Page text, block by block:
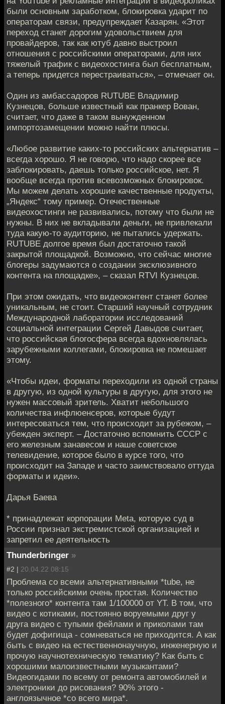
были основным заработком, блокировка ударит по
операторам связи, предупреждает Казарян. «Этот
переход станет дорогим удовольствием для
провайдеров, так как ютуб давно выстроил
отношения с российскими операторами, для них
тяжелый трафик с видеохостинга был бесплатным,
а теперь придется перестраиваться», – отмечает он.
Один из амбассадоров RUTUBE Владимир
Кузнецов, больше известный как пранкер Вован,
считает, что даже в таком вынужденном
импортозамещении можно найти плюсы.
«Любое развитие каких-то российских альтернатив –
всегда хорошо. Я не говорю, что надо скорее все
заблокировать, даешь только российское, нет. Я
вообще всегда против всевозможных блокировок.
Мы можем делать хорошие качественные продукты,
„Яндекс“ тому пример. Отечественные
видеохостинги не развивались, потому что были не
нужны. В них не вкладывали деньги, не привлекали
туда какую-то аудиторию, не пытались удержать.
RUTUBE долгое время был достаточно такой
закрытой площадкой. Возможно, что сейчас многие
блогеры задумаются о создании эксклюзивного
контента на площадке», – сказал RTVI Кузнецов.
При этом ожидать, что видеоконтент станет более
уникальным, не стоит. Старший научный сотрудник
Международной лаборатории исследований
социальной интеграции Сергей Давыдов считает,
что российская блогосфера всегда вдохновлялась
зарубежными коллегами, блокировка не помешает
этому.
«Чтобы идеи, форматы переходили из одной страны
в другую, из одной культуры в другую, для этого не
нужен массовый зритель. Хватит небольшого
количества инфлюенсеров, которые будут
интересоваться тем, что происходит за рубежом, –
убежден эксперт. – Достаточно вспомнить СССР с
его железным занавесом и наше советское
телевидение, которое было в курсе того, что
происходит на Западе и часто заимствовало оттуда
форматы и идеи».
Дарья Баева
* принадлежат корпорации Meta, которую суд в
России признал экстремистской организацией и
запретил ее деятельность
Thunderbringer »
#2 | 20.04.22 08:15
Проблема со всеми альтернативными *tube, не
только российскими очень простая. Количество
*полезного* контента там 1/100000 от YT. В том, что
видео с котиками, постоянно воруемыми друг у
друга видео с тупыми фейлами и приколами там
будет дофигища - сомневаться не приходится. А как
быть с видео на естественнонаучную, инженерную и
прочую научнотехническую тематику? Как быть с
хорошими малоизвестными музыкантами?
Видеогидами по всему от ремонта автомобилей и
электроники до рисования? 90% этого -
англоязычное *со всего мира*.